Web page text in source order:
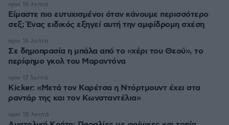
Είμαστε πιο ευτυχισμένοι όταν κάνουμε περισσότερο
σεξ; Ένας ειδικός εξηγεί αυτή την αμφίδρομη σχέση
πριν 16 λεπτά
Σε δημοπρασία η μπάλα από το «χέρι του Θεού», το
περίφημο γκολ του Μαραντόνα
πριν 16 λεπτά
Kicker: «Μετά τον Καρέτσα η Ντόρτμουντ έχει στα
ραντάρ της και τον Κωνσταντέλια»
πριν 17 λεπτά
πριν 18 λεπτά